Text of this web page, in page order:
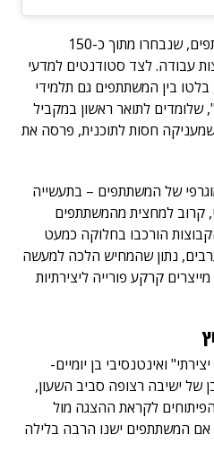
באירוע לקחו חלק כ-90 משתתפים, שנבחרו מתוך כ-150
והרכיבו יחד 19 קבוצות עבודה. לצד סטודנטים למדעי
בין המשתתפים גם תלמידי
שלומדים לתואר ראשון במקביל
חסות לתוכנית, פרסה את
של המשתתפים – בתעשייה
קרוב למחצית מהמשתתפים
הורכבו בחלוקה כמעט
נתון שהמחיש הלכה למעשה
קרקע פורייה ליצירתיות
ואינטנסיבי בן יומיים-
של ישיבה רצופה סביב השעון,
לקראת ההצגה מול
המשתתפים ישנו הרבה בלילה